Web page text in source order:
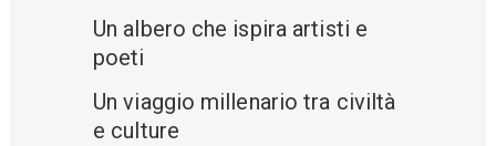
Un albero che ispira artisti e
poeti
Un viaggio millenario tra civiltà
e culture